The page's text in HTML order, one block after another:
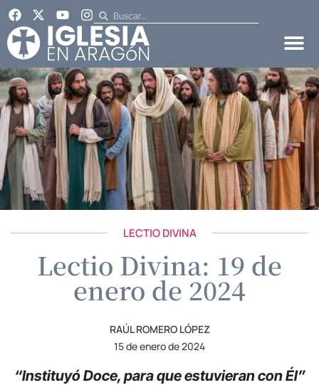
LECTIO DIVINA
Lectio Divina: 19 de
enero de 2024
RAÚL ROMERO LÓPEZ
15 de enero de 2024
“Instituyó Doce, para que estuvieran con Él”